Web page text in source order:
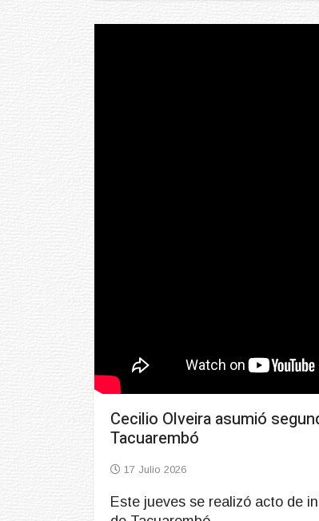
Cecilio Olveira asumió
Tacuarembó
17 Julio 2026
Este jueves se realizó acto de